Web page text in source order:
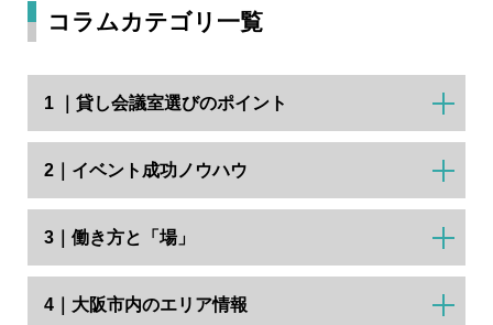
コラムカテゴリ一覧
1 ｜貸し会議室選びのポイント
2｜イベント成功ノウハウ
3｜働き方と「場」
4｜大阪市内のエリア情報